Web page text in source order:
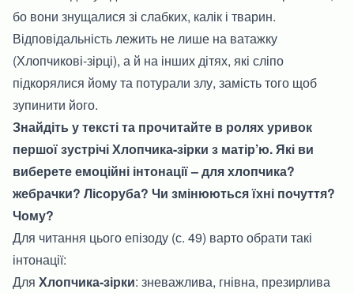
бо вони знущалися зі слабких, калік і тварин.
Відповідальність лежить не лише на ватажку
(Хлопчикові-зірці), а й на інших дітях, які сліпо
підкорялися йому та потурали злу, замість того щоб
зупинити його.
Знайдіть у тексті та прочитайте в ролях уривок
першої зустрічі Хлопчика-зірки з матір’ю. Які ви
виберете емоційні інтонації – для хлопчика?
жебрачки? Лісоруба? Чи змінюються їхні почуття?
Чому?
Для читання цього епізоду (с. 49) варто обрати такі
інтонації:
Для Хлопчика-зірки: зневажлива, гнівна, презирлива